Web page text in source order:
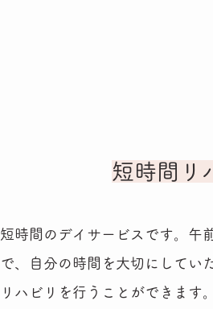
短時間リ
短時間のデイサービスです。午
で、自分の時間を大切にしてい
リハビリを行うことができます。